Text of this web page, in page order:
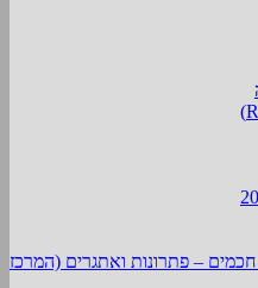
– פתרונות ואתגרים (המרכז